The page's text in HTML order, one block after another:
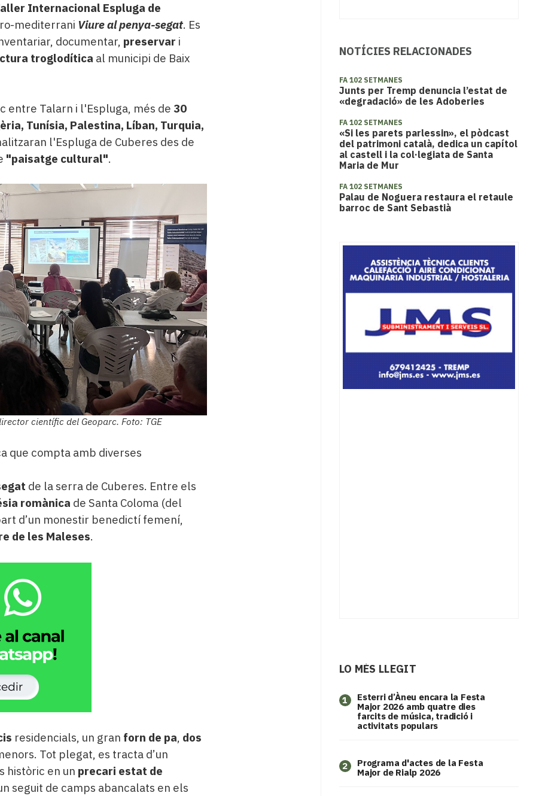
Internacional Espluga de
mediterrani Viure al penya-segat. Es
documentar, preservar i
troglodítica al municipi de Baix
entre Talarn i l'Espluga, més de 30
Tunísia, Palestina, Líban, Turquia,
l'Espluga de Cuberes des de
"paisatge cultural".
científic del Geoparc. Foto: TGE
que compta amb diverses
de la serra de Cuberes. Entre els
romànica de Santa Coloma (del
d’un monestir benedictí femení,
de les Maleses.
residencials, un gran forn de pa, dos
Tot plegat, es tracta d’un
històric en un precari estat de
seguit de camps abancalats en els
NOTÍCIES RELACIONADES
FA 102 SETMANES
Junts per Tremp denuncia l’estat de
«degradació» de les Adoberies
FA 102 SETMANES
«Si les parets parlessin», el pòdcast
del patrimoni català, dedica un capítol
al castell i la col·legiata de Santa
Maria de Mur
FA 102 SETMANES
Palau de Noguera restaura el retaule
barroc de Sant Sebastià
LO MÉS LLEGIT
1
Esterri d’Àneu encara la Festa
Major 2026 amb quatre dies
farcits de música, tradició i
activitats populars
2
Programa d'actes de la Festa
Major de Rialp 2026